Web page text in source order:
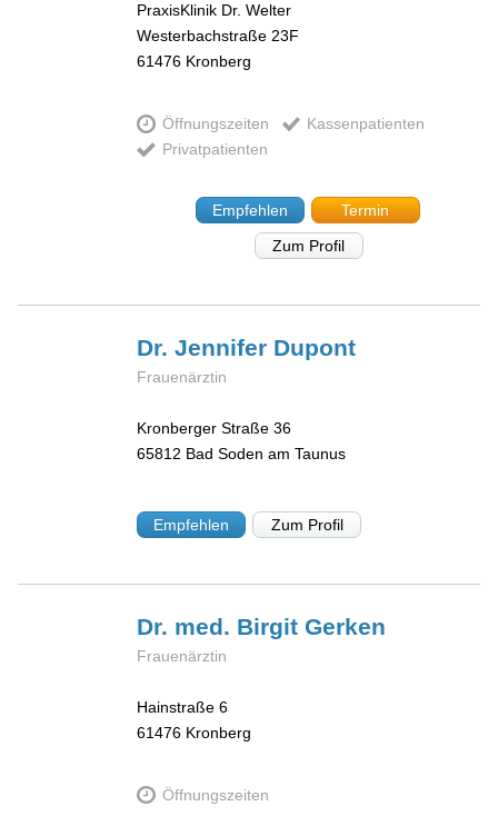
PraxisKlinik Dr. Welter
Westerbachstraße 23F
61476 Kronberg
Öffnungszeiten
Kassenpatienten
Privatpatienten
Empfehlen
Termin
Zum Profil
Dr. Jennifer Dupont
Frauenärztin
Kronberger Straße 36
65812 Bad Soden am Taunus
Empfehlen Zum Profil
Dr. med. BirgitGerken
Frauenärztin
Hainstraße 6
61476 Kronberg
Öffnungszeiten